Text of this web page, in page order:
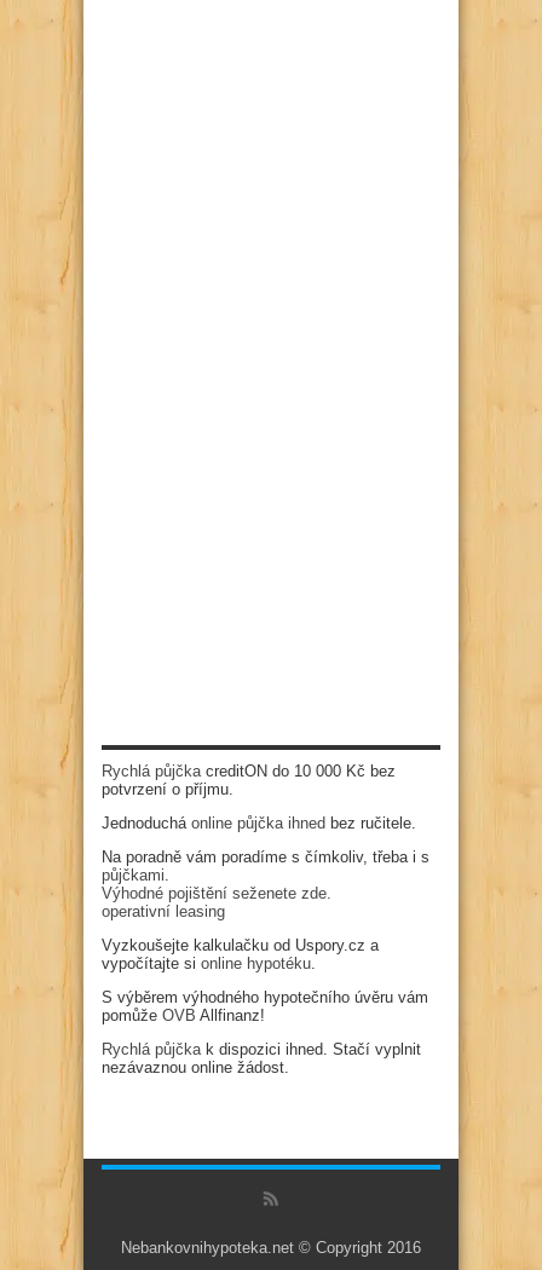
Rychlá půjčkacreditON do 10 000 Kč bez
potvrzení o příjmu.
Jednoduchá online půjčka ihned bez ručitele.
Na poradně vám poradíme s čímkoliv, třeba i s
půjčkami.
Výhodné pojištění seženete zde.
operativní leasing
Vyzkoušejte kalkulačku od Uspory.cz a
vypočítajte si online hypotéku.
S výběrem výhodného hypotečního úvěru vám
pomůže OVB Allfinanz!
Rychlá půjčkak dispozici ihned. Stačí vyplnit
nezávaznou online žádost.
Nebankovnihypoteka.net © Copyright 2016